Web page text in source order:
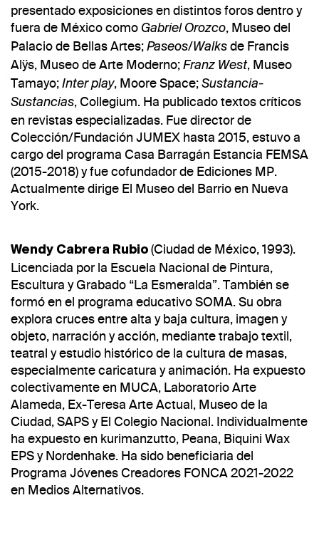
presentado exposiciones en distintos foros dentro y
fuera de México como Gabriel Orozco, Museo del
Palacio de Bellas Artes; Paseos/Walks de Francis
Alÿs, Museo de Arte Moderno; Franz West, Museo
Tamayo; Inter play, Moore Space; Sustancia-
Sustancias, Collegium. Ha publicado textos críticos
en revistas especializadas. Fue director de
Colección/Fundación JUMEX hasta 2015, estuvo a
cargo del programa Casa Barragán Estancia FEMSA
(2015-2018) y fue cofundador de Ediciones MP.
Actualmente dirige El Museo del Barrio en Nueva
York.
Wendy Cabrera Rubio (Ciudad de México, 1993).
Licenciada por la Escuela Nacional de Pintura,
Escultura y Grabado “La Esmeralda”. También se
formó en el programa educativo SOMA. Su obra
explora cruces entre alta y baja cultura, imagen y
objeto, narración y acción, mediante trabajo textil,
teatral y estudio histórico de la cultura de masas,
especialmente caricatura y animación. Ha expuesto
colectivamente en MUCA, Laboratorio Arte
Alameda, Ex-Teresa Arte Actual, Museo de la
Ciudad, SAPS y El Colegio Nacional. Individualmente
ha expuesto en kurimanzutto, Peana, Biquini Wax
EPS y Nordenhake. Ha sido beneficiaria del
Programa Jóvenes Creadores FONCA 2021-2022
en Medios Alternativos.